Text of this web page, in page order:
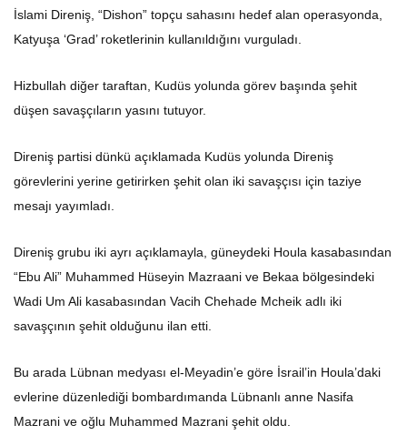
İslami Direniş, “Dishon” topçu sahasını hedef alan operasyonda,
Katyuşa ‘Grad’ roketlerinin kullanıldığını vurguladı.
Hizbullah diğer taraftan, Kudüs yolunda görev başında şehit
düşen savaşçıların yasını tutuyor.
Direniş partisi dünkü açıklamada Kudüs yolunda Direniş
görevlerini yerine getirirken şehit olan iki savaşçısı için taziye
mesajı yayımladı.
Direniş grubu iki ayrı açıklamayla, güneydeki Houla kasabasından
“Ebu Ali” Muhammed Hüseyin Mazraani ve Bekaa bölgesindeki
Wadi Um Ali kasabasından Vacih Chehade Mcheik adlı iki
savaşçının şehit olduğunu ilan etti.
Bu arada Lübnan medyası el-Meyadin’e göre İsrail’in Houla’daki
evlerine düzenlediği bombardımanda Lübnanlı anne Nasifa
Mazrani ve oğlu Muhammed Mazrani şehit oldu.